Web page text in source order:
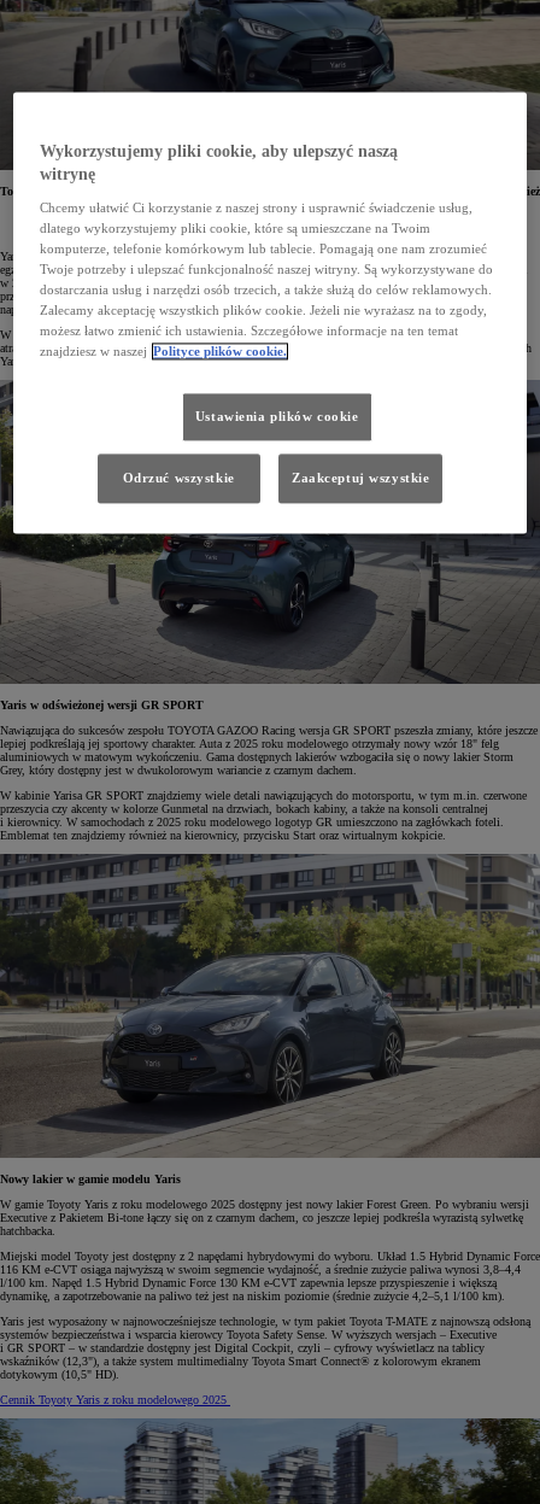
Toyota Yarisa z roku modelowego 2025 zyskała zupełnie nowy lakier Forest Green. Odświeżono również
topową odmianę – GR SPORT. Wersja ta wyróżnia się teraz nowymi akcentami stylistycznym
i zarezerwowanym dla niej kolorem nadwozia Storm Grey. Produkcja auta rozpoczęła się w lutym
2025 roku.
Yaris to światowy bestseller marki Toyota. Od 1999 roku klienci na całym świecie kupili ponad 10 mln
egzemplarzy, z czego 5 mln aut trafiło do europejskich kierowców. Obecna, 4. generacja Yarisa zadebiutowała
w 2020 roku i była pierwszym autem na platformie GA-B. Samochód ten zdobył wiele prestiżowych nagród
przyznawanych za dobre właściwości jezdne, wysoki poziom bezpieczeństwa, atrakcyjną stylistykę, wydajne
napędy hybrydowe, niezawodność i innowacyjne rozwiązania.
W 2025 roku Toyota odświeżyła gamę Yarisa. Auto zyskało szerszą paletę lakierów, a także jeszcze
atrakcyjniejszą topową odmianę GR SPORT. W salonach można już składać zamówienia, a produkcja nowych
Yarisów ruszyła w lutym.
Yaris w odświeżonej wersji GR SPORT
Nawiązująca do sukcesów zespołu TOYOTA GAZOO Racing wersja GR SPORT pszeszła zmiany, które jeszcze
lepiej podkreślają jej sportowy charakter. Auta z 2025 roku modelowego otrzymały nowy wzór 18" felg
aluminiowych w matowym wykończeniu. Gama dostępnych lakierów wzbogaciła się o nowy lakier Storm
Grey, który dostępny jest w dwukolorowym wariancie z czarnym dachem.
W kabinie Yarisa GR SPORT znajdziemy wiele detali nawiązujących do motorsportu, w tym m.in. czerwone
przeszycia czy akcenty w kolorze Gunmetal na drzwiach, bokach kabiny, a także na konsoli centralnej
i kierownicy. W samochodach z 2025 roku modelowego logotyp GR umieszczono na zagłówkach foteli.
Emblemat ten znajdziemy również na kierownicy, przycisku Start oraz wirtualnym kokpicie.
Nowy lakier w gamie modelu Yaris
W gamie Toyoty Yaris z roku modelowego 2025 dostępny jest nowy lakier Forest Green. Po wybraniu wersji
Executive z Pakietem Bi-tone łączy się on z czarnym dachem, co jeszcze lepiej podkreśla wyrazistą sylwetkę
hatchbacka.
Miejski model Toyoty jest dostępny z 2 napędami hybrydowymi do wyboru. Układ 1.5 Hybrid Dynamic Force
116 KM e-CVT osiąga najwyższą w swoim segmencie wydajność, a średnie zużycie paliwa wynosi 3,8–4,4
l/100 km. Napęd 1.5 Hybrid Dynamic Force 130 KM e-CVT zapewnia lepsze przyspieszenie i większą
dynamikę, a zapotrzebowanie na paliwo też jest na niskim poziomie (średnie zużycie 4,2–5,1 l/100 km).
Yaris jest wyposażony w najnowocześniejsze technologie, w tym pakiet Toyota T-MATE z najnowszą odsłoną
systemów bezpieczeństwa i wsparcia kierowcy Toyota Safety Sense. W wyższych wersjach – Executive
i GR SPORT – w standardzie dostępny jest Digital Cockpit, czyli – cyfrowy wyświetlacz na tablicy
wskaźników (12,3"), a także system multimedialny Toyota Smart Connect® z kolorowym ekranem
dotykowym (10,5" HD).
Cennik Toyoty Yaris z roku modelowego 2025
Wykorzystujemy pliki cookie, aby ulepszyć naszą
witrynę
Chcemy ułatwić Ci korzystanie z naszej strony i usprawnić świadczenie usług,
dlatego wykorzystujemy pliki cookie, które są umieszczane na Twoim
komputerze, telefonie komórkowym lub tablecie. Pomagają one nam zrozumieć
Twoje potrzeby i ulepszać funkcjonalność naszej witryny. Są wykorzystywane do
dostarczania usług i narzędzi osób trzecich, a także służą do celów reklamowych.
Zalecamy akceptację wszystkich plików cookie. Jeżeli nie wyrażasz na to zgody,
możesz łatwo zmienić ich ustawienia. Szczegółowe informacje na ten temat
znajdziesz w naszej Polityce plików cookie.
Ustawienia plików cookie
Odrzuć wszystkie Zaakceptuj wszystkie